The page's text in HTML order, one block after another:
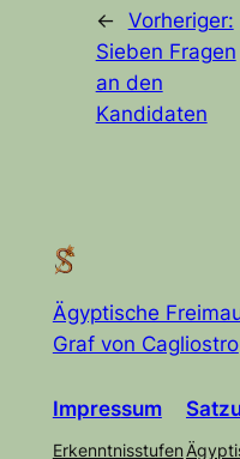
←
Vorheriger:
Sieben Fragen
an den
Kandidaten
Ägyptische
Graf von Cagliostro
Impressum
Erkenntnisstufen